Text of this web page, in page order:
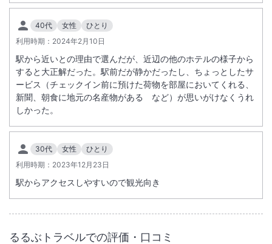
40代 女性
ひとり
利用時期： 2024年2月10日
駅から近いとの理由で選んだが、近辺の他のホテルの様子から
すると大正解だった。駅前だが静かだったし、ちょっとしたサ
ービス（チェックイン前に預けた荷物を部屋においてくれる、
新聞、朝食に地元の名産物がある など）が思いがけなくうれ
しかった。
30代 女性
ひとり
利用時期： 2023年12月23日
駅からアクセスしやすいので観光向き
るるぶトラベルでの評価・口コミ